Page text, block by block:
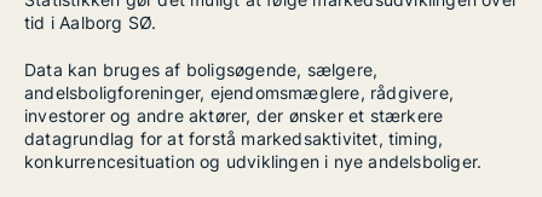
tid i Aalborg SØ.
Data kan bruges af boligsøgende, sælgere,
andelsboligforeninger, ejendomsmæglere, rådgivere,
investorer og andre aktører, der ønsker et stærkere
datagrundlag for at forstå markedsaktivitet, timing,
konkurrencesituation og udviklingen i nye andelsboliger.